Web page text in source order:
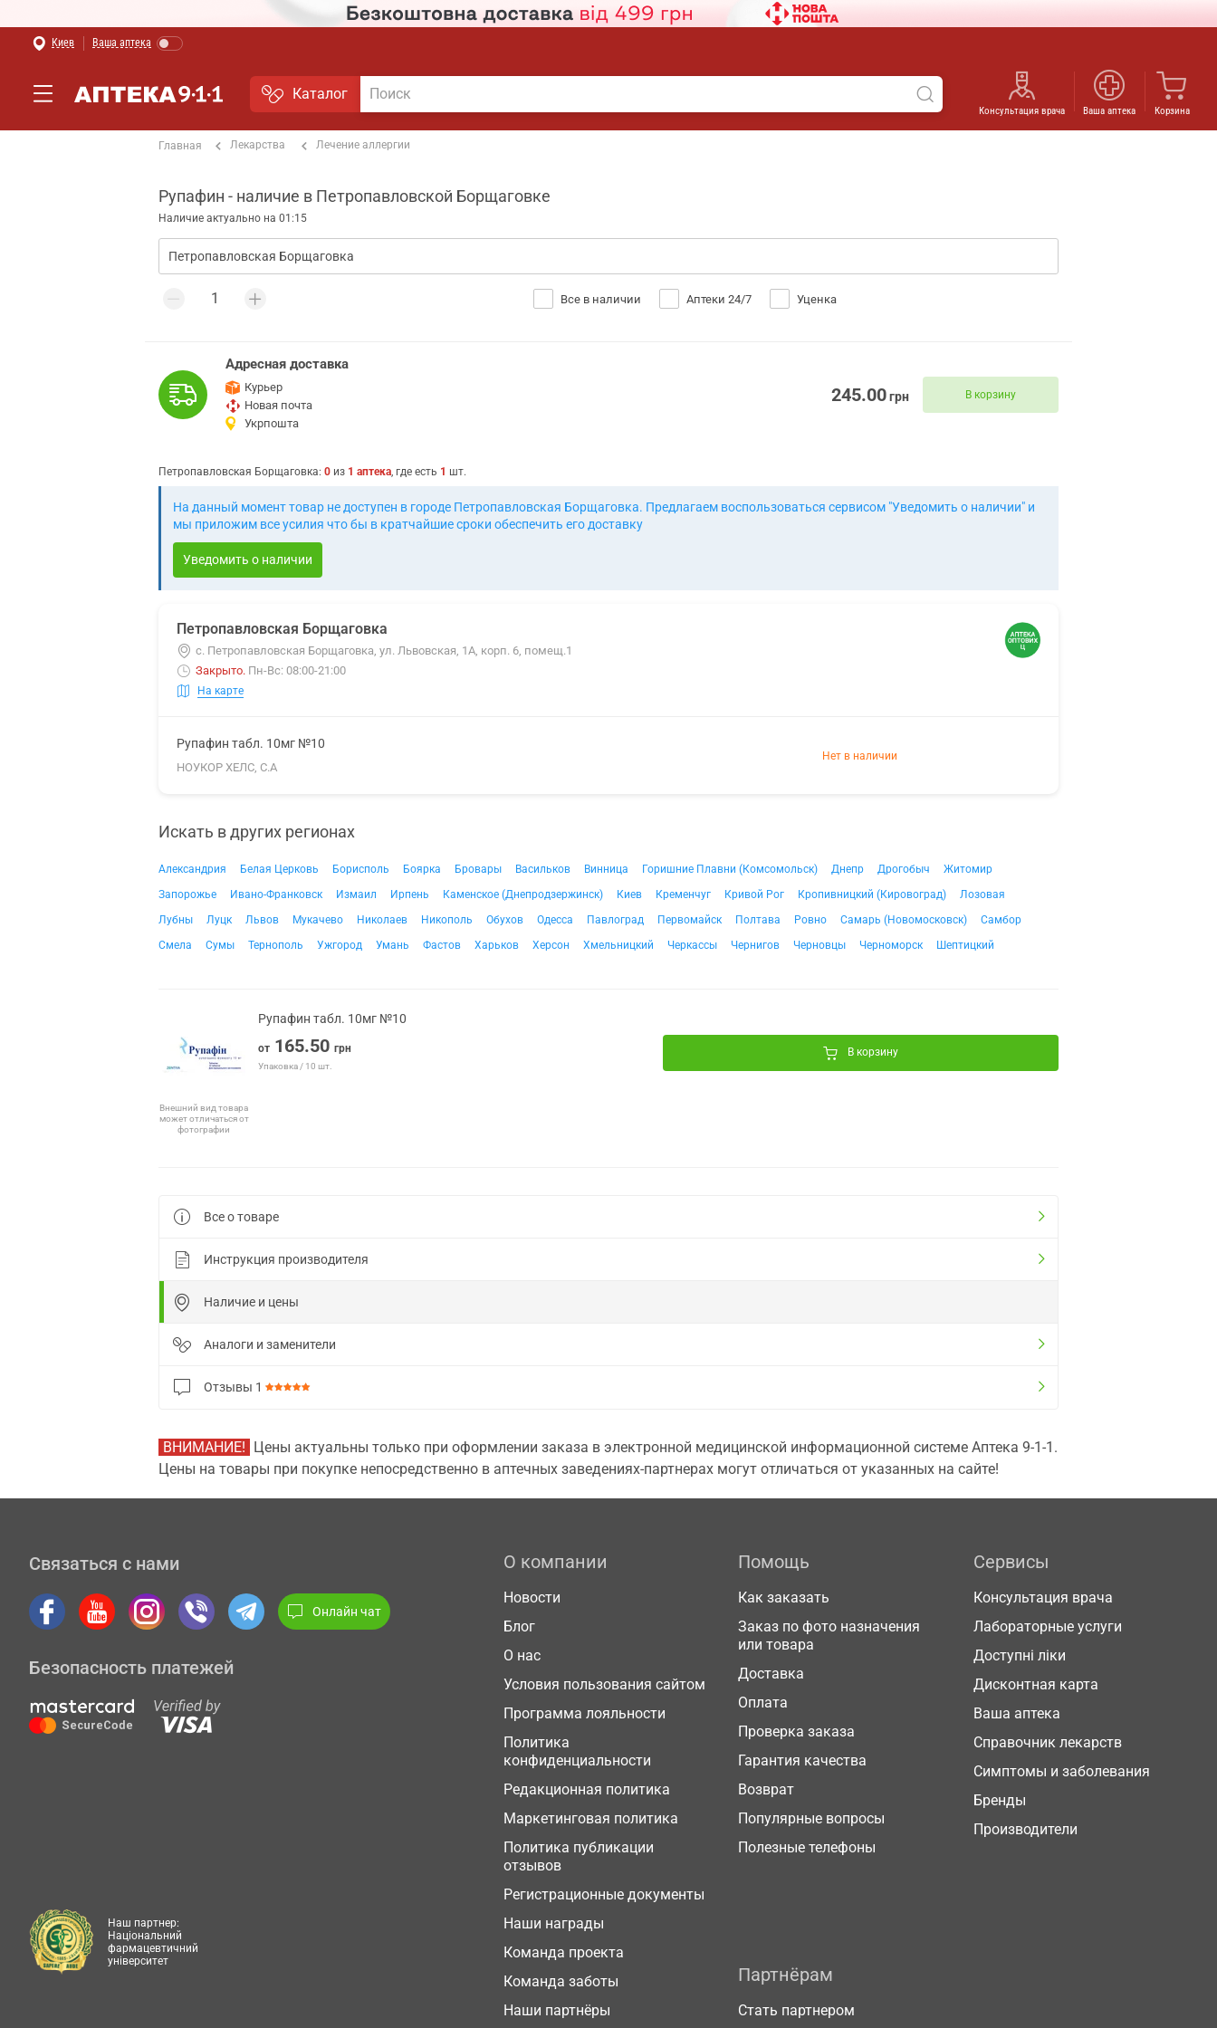
Киев Ваша аптека
Каталог
Консультация врача Ваша аптека Корзина
Главная Лекарства Лечение аллергии
Рупафин - наличие в Петропавловской Борщаговке
Наличие актуально на 01:15
Все в наличии Аптеки 24/7 Уценка
Адресная доставка
Курьер
Новая почта
Укрпошта
245.00грн В корзину
Петропавловская Борщаговка: 0 из 1 аптека, где есть 1 шт.
На данный момент товар не доступен в городе Петропавловская Борщаговка. Предлагаем воспользоваться сервисом "Уведомить о наличии" и
мы приложим все усилия что бы в кратчайшие сроки обеспечить его доставку
Уведомить о наличии
Петропавловская Борщаговка
с. Петропавловская Борщаговка, ул. Львовская, 1А, корп. 6, помещ.1
Закрыто. Пн-Вс: 08:00-21:00
На карте
Рупафин табл. 10мг №10
НОУКОР ХЕЛС, С.А
Нет в наличии
Искать в других регионах
Александрия Белая Церковь Борисполь Боярка Бровары Васильков Винница Горишние Плавни (Комсомольск) Днепр Дрогобыч
Житомир
Запорожье
Ивано-Франковск Измаил Ирпень Каменское (Днепродзержинск) Киев Кременчуг Кривой Рог Кропивницкий (Кировоград)
Лозовая
Лубны
Луцк Львов Мукачево Николаев Никополь Обухов Одесса Павлоград Первомайск Полтава Ровно Самарь (Новомосковск)
Самбор
Смела
Сумы Тернополь Ужгород Умань Фастов Харьков Херсон Хмельницкий Черкассы Чернигов Черновцы Черноморск Шептицкий
Внешний вид товара
может отличаться от
фотографии
Рупафин табл. 10мг №10
от 165.50 грн
Упаковка / 10 шт.
В корзину
Все о товаре
Инструкция производителя
Наличие и цены
Аналоги и заменители
Отзывы 1
ВНИМАНИЕ! Цены актуальны только при оформлении заказа в электронной медицинской информационной системе Аптека 9-1-1.
Цены на товары при покупке непосредственно в аптечных заведениях-партнерах могут отличаться от указанных на сайте!
Связаться с нами
Онлайн чат
Безопасность платежей
О компании
Новости
Блог
О нас
Условия пользования сайтом
Программа лояльности
Политика
конфиденциальности
Редакционная политика
Маркетинговая политика
Политика публикации
отзывов
Регистрационные документы
Наши награды
Команда проекта
Команда заботы
Наши партнёры
Помощь
Как заказать
Заказ по фото назначения
или товара
Доставка
Оплата
Проверка заказа
Гарантия качества
Возврат
Популярные вопросы
Полезные телефоны
Сервисы
Консультация врача
Лабораторные услуги
Доступні ліки
Дисконтная карта
Ваша аптека
Справочник лекарств
Симптомы и заболевания
Бренды
Производители
Партнёрам
Стать партнером
Наш партнер:
Національний
фармацевтичний
університет